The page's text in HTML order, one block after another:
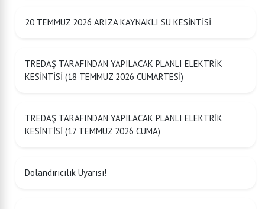
20 TEMMUZ 2026 ARIZA KAYNAKLI SU KESİNTİSİ
TREDAŞ TARAFINDAN YAPILACAK PLANLI ELEKTRİK
KESİNTİSİ (18 TEMMUZ 2026 CUMARTESİ)
TREDAŞ TARAFINDAN YAPILACAK PLANLI ELEKTRİK
KESİNTİSİ (17 TEMMUZ 2026 CUMA)
Dolandırıcılık Uyarısı!